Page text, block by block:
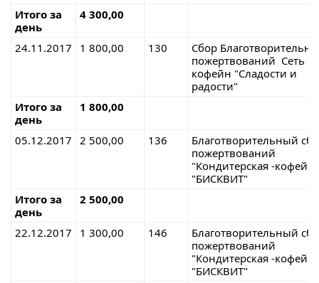
Итого за
день
4 300,00
24.11.2017 1 800,00 130
Сбор
пожертвований Сеть
кофейн "Сладости и
радости"
Итого за
день
1 800,00
05.12.2017 2 500,00 136
Благотворительный
"Кондитерская -
"БИСКВИТ"
Итого за
день
2 500,00
22.12.2017 1 300,00 146
Благотворительный
"Кондитерская -
"БИСКВИТ"